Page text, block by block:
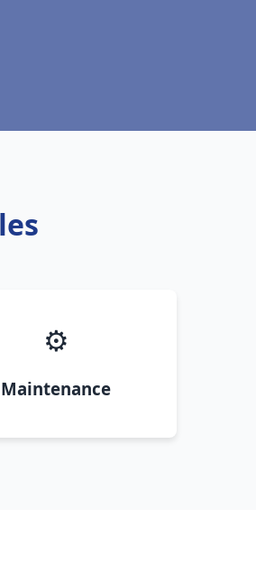
⚙️
Maintenance